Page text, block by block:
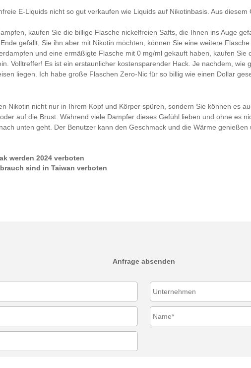
E-Liquids nicht so gut verkaufen wie Liquids auf Nikotinbasis. Aus
kaufen Sie die billige Flasche nickelfreien Safts, die Ihnen ins Auge
gefällt, Sie ihn aber mit Nikotin möchten, können Sie eine weitere
und eine ermäßigte Flasche mit 0 mg/ml gekauft haben, kaufen Sie
Volltreffer! Es ist ein erstaunlicher kostensparender Hack. Je nachdem,
liegen. Ich habe große Flaschen Zero-Nic für so billig wie einen Dollar
Nikotin nicht nur in Ihrem Kopf und Körper spüren, sondern Sie können es
auf die Brust. Während viele Dampfer dieses Gefühl lieben und ohne es
unten geht. Der Benutzer kann den Geschmack und die Wärme
werden 2024 verboten
sind in Taiwan verboten
Anfrage absenden